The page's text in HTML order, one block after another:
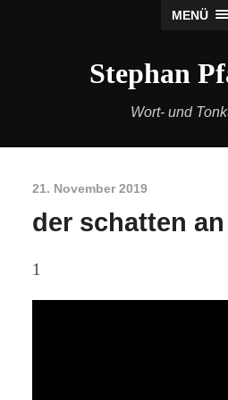
MENÜ
Stephan
Wort- und
21. November 2019
der schatten
1